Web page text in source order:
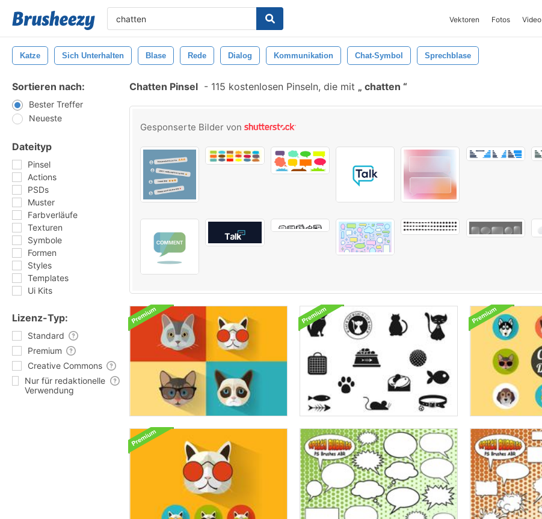
Vektoren Fotos Video
Katze Sich Unterhalten Blase Rede Dialog Kommunikation Chat-Symbol Sprechblase
Sortieren nach:
Bester Treffer
Neueste
Dateityp
Pinsel
Actions
PSDs
Muster
Farbverläufe
Texturen
Symbole
Formen
Styles
Templates
Ui Kits
Lizenz-Typ:
Standard
Premium
Creative Commons
Nur für redaktionelle
Verwendung
Chatten Pinsel - 115 kostenlosen Pinseln, die mit chatten
Gesponserte Bilder von